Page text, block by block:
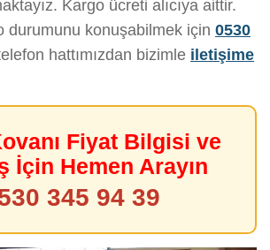
Kargo ücreti alıcıya aittir.
durumunu konuşabilmek için 0530
hattımızdan bizimle iletişime
Fiyat Bilgisi ve
İçin Hemen Arayın
345 94 39